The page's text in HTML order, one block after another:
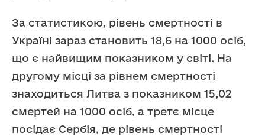
За статистикою, рівень смертності в
Україні зараз становить 18,6 на 1000 осіб,
що є найвищим показником у світі. На
другому місці за рівнем смертності
знаходиться Литва з показником 15,02
смертей на 1000 осіб, а третє місце
посідає Сербія, де рівень смертності